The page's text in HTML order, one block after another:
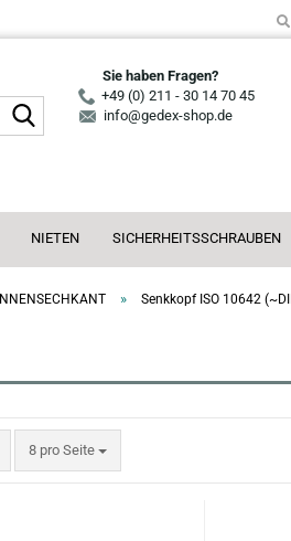
Suche...
Sie haben Fragen?
+49 (0) 211 - 30 14 70 45
info@gedex-shop.de
NIETEN SICHERHEITSSCHRAUBEN
INNENSECHKANT » Senkkopf ISO 10642
8 pro Seite
pro Seite